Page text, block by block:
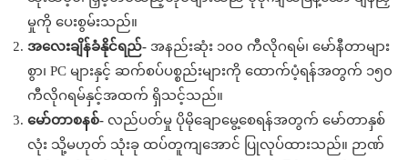
မှုကို ပေးစွမ်းသည်။
အလေးချိန်ခံနိုင်ရည်- အနည်းဆုံး ၁၀၀ ကီလိုဂရမ်၊ မော်နီတာများ
စွာ၊ PC များနှင့် ဆက်စပ်ပစ္စည်းများကို ထောက်ပံ့ရန်အတွက် ၁၅၀
ကီလိုဂရမ်နှင့်အထက် ရှိသင့်သည်။
မော်တာစနစ်- လည်ပတ်မှု ပိုမိုချောမွေ့စေရန်အတွက် မော်တာနှစ်
လုံး သို့မဟုတ် သုံးခု ထပ်တူကျအောင် ပြုလုပ်ထားသည်။ ဉာဏ်